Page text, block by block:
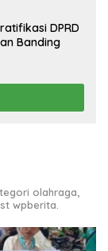
DPRD
Banding
olahraga,
wpberita.